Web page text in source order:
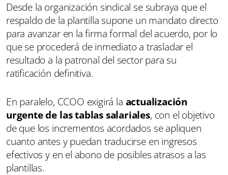
Desde la organización sindical se subraya que el
respaldo de la plantilla supone un mandato directo
para avanzar en la firma formal del acuerdo, por lo
que se procederá de inmediato a trasladar el
resultado a la patronal del sector para su
ratificación definitiva.
En paralelo, CCOO exigirá la actualización
urgente de las tablas salariales, con el objetivo
de que los incrementos acordados se apliquen
cuanto antes y puedan traducirse en ingresos
efectivos y en el abono de posibles atrasos a las
plantillas.